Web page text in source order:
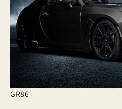
GR86